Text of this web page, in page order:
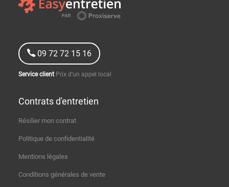
09 72 72 15 16
Service client Prix d'un appel local
Contrats d'entretien
Résilier mon contrat
Politique de confidentialité
Mentions légales
Conditions générales de vente